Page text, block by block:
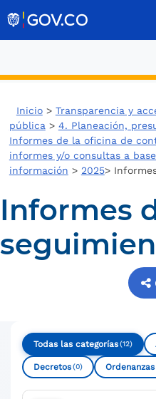
Inicio> Transparencia y
pública > 4. Planeación,
Informes de la oficina de
informes y/o consultas a
información > 2025>
Informes
Todas las categorías(12)
Decretos(0) Ordenanzas